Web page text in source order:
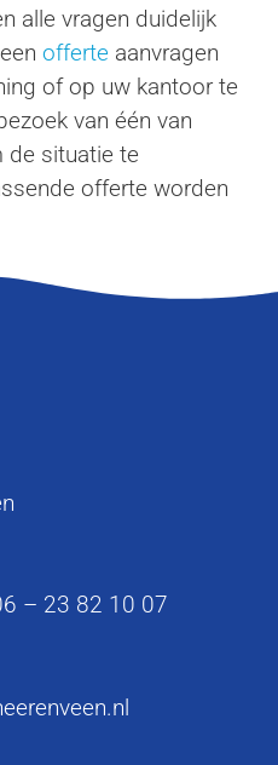
alle vragen duidelijk
offerte aanvragen
of op uw kantoor te
van één van
de situatie te
offerte worden
– 23 82 10 07